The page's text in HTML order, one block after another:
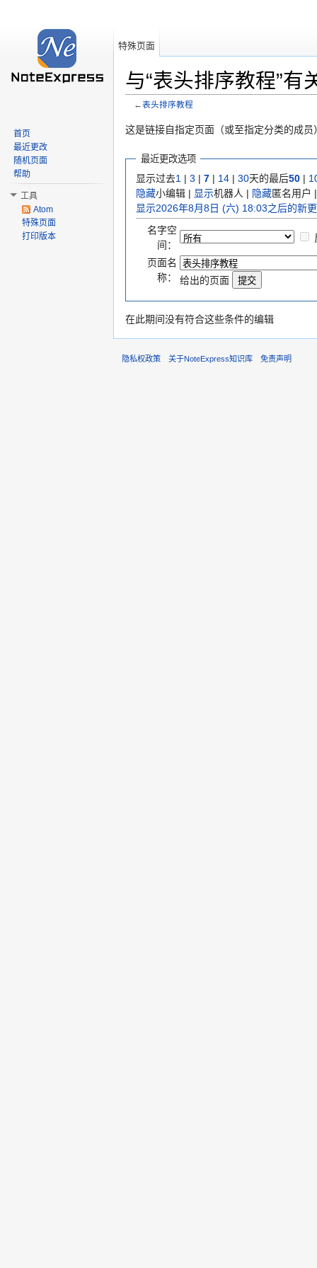
与“表头排序教程”有
←表头排序教程
这是链接自指定页面（或至指定分类的成
最近更改选项
显示过去1 | 3 | 7 | 14 | 30天的最后50 |
隐藏小编辑 | 显示机器人 | 隐藏匿名用户
显示2026年8月8日 (六) 18:03之后的新
名字空
间：
页面名
称：
给出的页面
在此期间没有符合这些条件的编辑
特殊页面
首页
最近更改
随机页面
帮助
工具
Atom
特殊页面
打印版本
隐私权政策 关于NoteExpress知识库 免责声明